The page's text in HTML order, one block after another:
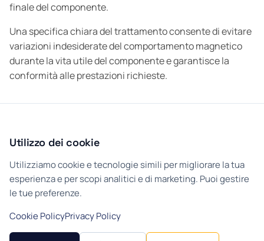
finale del componente.
Una specifica chiara del trattamento consente di evitare
variazioni indesiderate del comportamento magnetico
durante la vita utile del componente e garantisce la
conformità alle prestazioni richieste.
←Saldabilità
Utilizzo dei cookie
Utilizziamo cookie e tecnologie simili per migliorare la tua
esperienza e per scopi analitici e di marketing. Puoi gestire
le tue preferenze.
Cookie PolicyPrivacy Policy